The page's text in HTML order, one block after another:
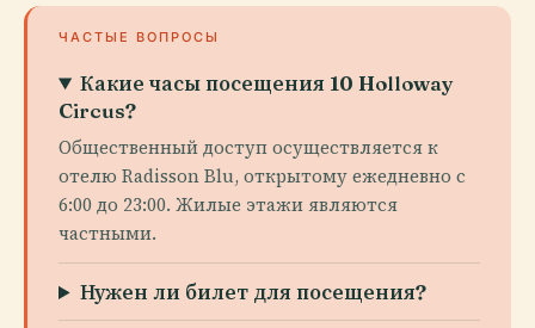
ЧАСТЫЕ ВОПРОСЫ
Какие часы посещения 10 Holloway
Circus?
Общественный доступ осуществляется к
отелю Radisson Blu, открытому ежедневно с
6:00 до 23:00. Жилые этажи являются
частными.
Нужен ли билет для посещения?